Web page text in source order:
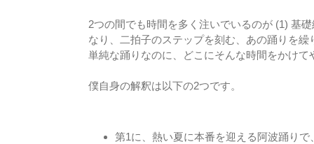
2つの間でも時間を多く注いでいるのが (1) 基
なり、二拍子のステップを刻む、あの踊りを
単純な踊りなのに、どこにそんな時間をかけて
僕自身の解釈は以下の2つです。
第1に、熱い夏に本番を迎える阿波踊り